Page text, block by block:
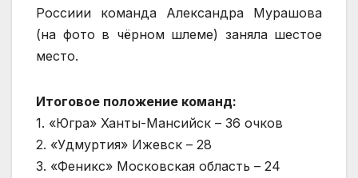
Россиии команда Александра Мурашова
(на фото в чёрном шлеме) заняла шестое
место.
Итоговое положение команд:
1. «Югра» Ханты-Мансийск – 36 очков
2. «Удмуртия» Ижевск – 28
3. «Феникс» Московская область – 24